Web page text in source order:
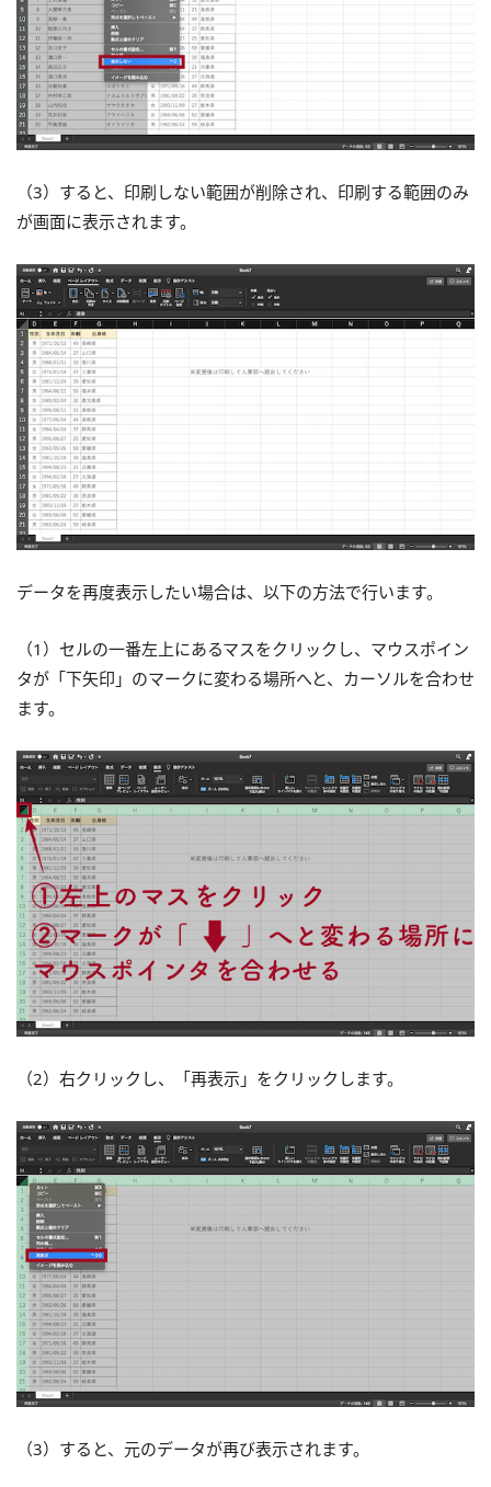
（3）すると、印刷しない範囲が削除され、印刷する範囲のみ
が画面に表示されます。
データを再度表示したい場合は、以下の方法で行います。
（1）セルの一番左上にあるマスをクリックし、マウスポイン
タが「下矢印」のマークに変わる場所へと、カーソルを合わせ
ます。
（2）右クリックし、「再表示」をクリックします。
（3）すると、元のデータが再び表示されます。